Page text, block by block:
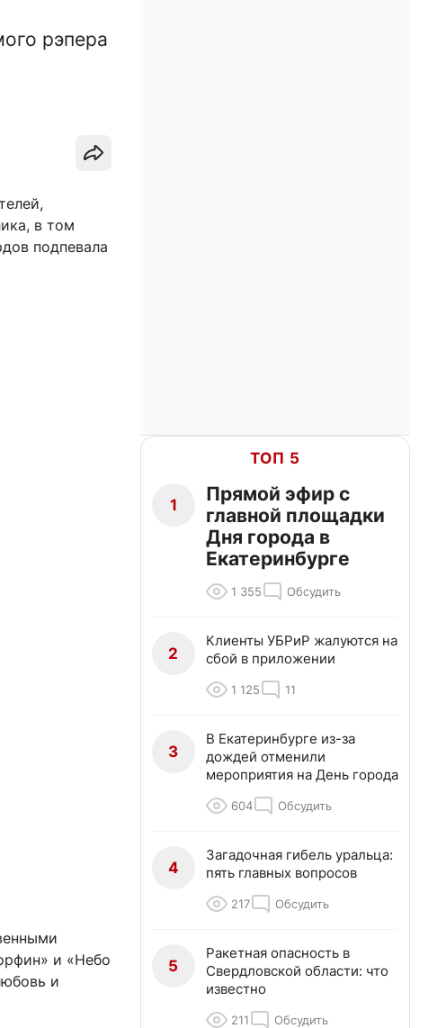
рэпера
в том
подпевала
и «Небо
и
ТОП 5
1
Прямой эфир с
главной площадки
Дня города в
Екатеринбурге
1 355 Обсудить
2
Клиенты УБРиР жалуются на
сбой в приложении
1 125 11
3
В Екатеринбурге из-за
дождей отменили
мероприятия на День города
604 Обсудить
4
Загадочная гибель уральца:
пять главных вопросов
217 Обсудить
5
Ракетная опасность в
Свердловской области: что
известно
211 Обсудить